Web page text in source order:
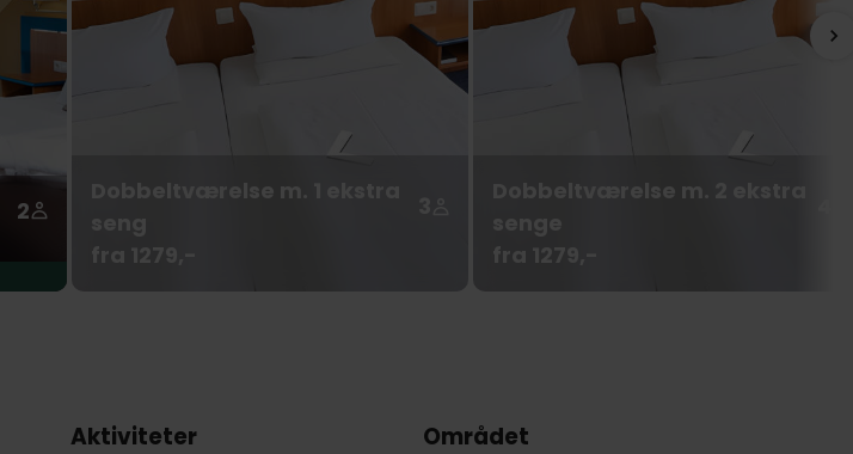
2
Dobbeltværelse m. 1 ekstra
Dobbeltværelse m. 2 ekstra
Aktiviteter Området